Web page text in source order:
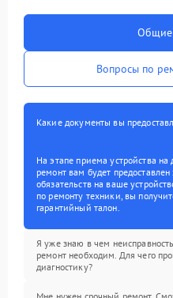
Общие
Вопросы по
Какие документы вы
На этапе приема устройства
ремонт вам будет
обязательств на ваше
по ремонту техники, вы
гарантийный талон.
Я уже знаю в чем
ремонт необходим. Для чего
диагностику?